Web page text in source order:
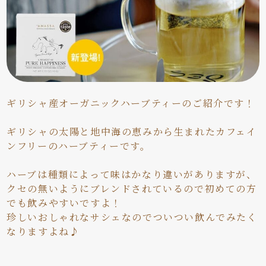
ギリシャ産オーガニックハーブティーのご紹介です！
ギリシャの太陽と地中海の恵みから生まれたカフェイ
ンフリーのハーブティーです。
ハーブは種類によって味はかなり違いがありますが、
クセの無いようにブレンドされているので初めての方
でも飲みやすいですよ！
珍しいおしゃれなサシェなのでついつい飲んでみたく
なりますよね♪